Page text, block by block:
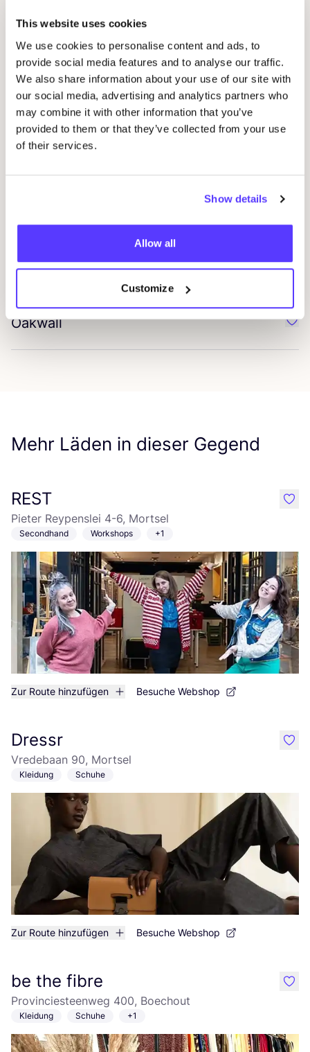
This website uses cookies
We use cookies to personalise content and ads, to
provide social media features and to analyse our traffic.
We also share information about your use of our site with
our social media, advertising and analytics partners who
may combine it with other information that you’ve
provided to them or that they’ve collected from your use
of their services.
Show details
Allow all
Customize
Garment Project
TheLEKKERCompany
Natür­li­che Hautpflege
Doedoe
Pink Nabi
Dzjing
Lakor
Oakwall
Mehr Läden in dieser Gegend
REST
Pieter Reypenslei 4-6, Mortsel
Secondhand Workshops +1
Zur Route hinzufügen Besuche Webshop
like
Dressr
Vredebaan 90, Mortsel
Kleidung Schuhe
Zur Route hinzufügen Besuche Webshop
like
be the fibre
Provinciesteenweg 400, Boechout
Kleidung Schuhe +1
like